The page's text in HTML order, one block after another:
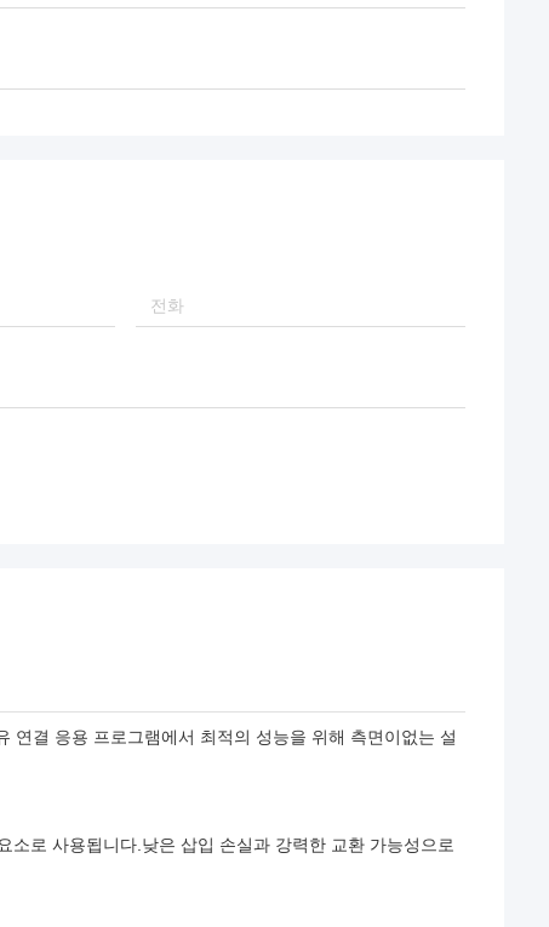
연결 응용 프로그램에서 최적의 성능을 위해 측면이없는 설
로 사용됩니다.낮은 삽입 손실과 강력한 교환 가능성으로